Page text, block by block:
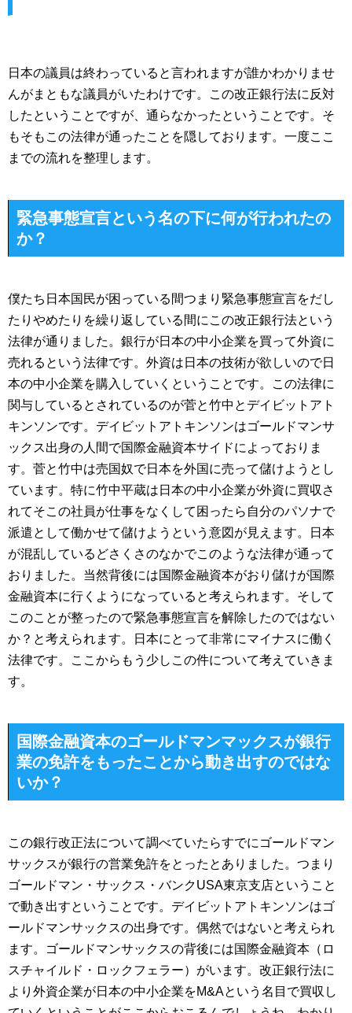
日本の議員は終わっていると言われますが誰かわかりませ
んがまともな議員がいたわけです。この改正銀行法に反対
したということですが、通らなかったということです。そ
もそもこの法律が通ったことを隠しております。一度ここ
までの流れを整理します。
緊急事態宣言という名の下に何が行われたの
か？
僕たち日本国民が困っている間つまり緊急事態宣言をだし
たりやめたりを繰り返している間にこの改正銀行法という
法律が通りました。銀行が日本の中小企業を買って外資に
売れるという法律です。外資は日本の技術が欲しいので日
本の中小企業を購入していくということです。この法律に
関与しているとされているのが菅と竹中とデイビットアト
キンソンです。デイビットアトキンソンはゴールドマンサ
ックス出身の人間で国際金融資本サイドによっておりま
す。菅と竹中は売国奴で日本を外国に売って儲けようとし
ています。特に竹中平蔵は日本の中小企業が外資に買収さ
れてそこの社員が仕事をなくして困ったら自分のパソナで
派遣として働かせて儲けようという意図が見えます。日本
が混乱しているどさくさのなかでこのような法律が通って
おりました。当然背後には国際金融資本がおり儲けが国際
金融資本に行くようになっていると考えられます。そして
このことが整ったので緊急事態宣言を解除したのではない
か？と考えられます。日本にとって非常にマイナスに働く
法律です。ここからもう少しこの件について考えていきま
す。
国際金融資本のゴールドマンマックスが銀行
業の免許をもったことから動き出すのではな
いか？
この銀行改正法について調べていたらすでにゴールドマン
サックスが銀行の営業免許をとったとありました。つまり
ゴールドマン・サックス・バンクUSA東京支店ということ
で動き出すということです。デイビットアトキンソンはゴ
ールドマンサックスの出身です。偶然ではないと考えられ
ます。ゴールドマンサックスの背後には国際金融資本（ロ
スチャイルド・ロックフェラー）がいます。改正銀行法に
より外資企業が日本の中小企業をM&Aという名目で買収し